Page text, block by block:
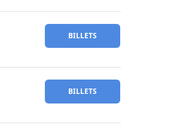
BILLETS
BILLETS